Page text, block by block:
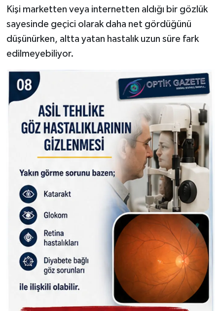
Kişi marketten veya internetten aldığı bir gözlük
sayesinde geçici olarak daha net gördüğünü
düşünürken, altta yatan hastalık uzun süre fark
edilmeyebiliyor.